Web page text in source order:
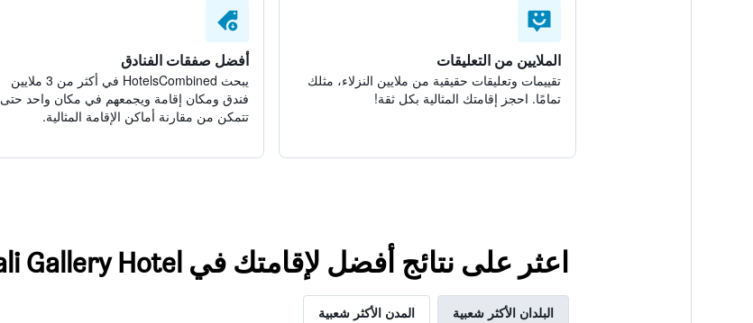
الملايين من التعليقات
تقييمات وتعليقات حقيقية من ملايين النزلاء، مثلك
تمامًا. احجز إقامتك المثالية بكل ثقة!
أفضل صفقات الفنادق
يبحث HotelsCombined في أكثر من 3 ملايين
فندق ومكان إقامة ويجمعهم في مكان واحد حتى
تتمكن من مقارنة أماكن الإقامة المثالية.
اعثر على نتائج أفضل لإقامتك في Amali Gallery Hotel
البلدان الأكثر شعبية المدن الأكثر شعبية